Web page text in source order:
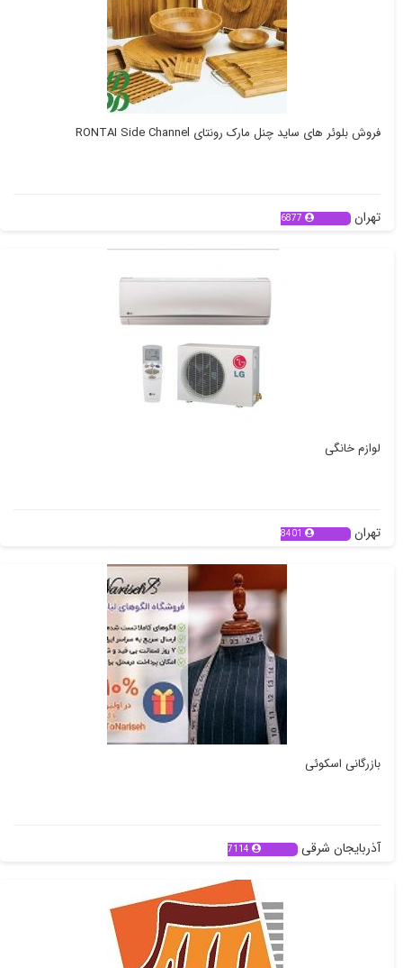
فروش بلوئر های ساید چنل مارک رونتای RONTAI Side Channel
تهران 6877
لوازم خانگی
تهران 8401
بازرگانی اسکوئی
آذربایجان شرقی 7114